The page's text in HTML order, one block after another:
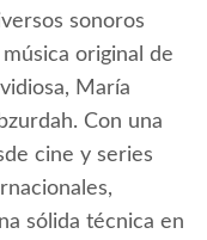
sonoros
original de
María
Con una
cine y series
sólida técnica en